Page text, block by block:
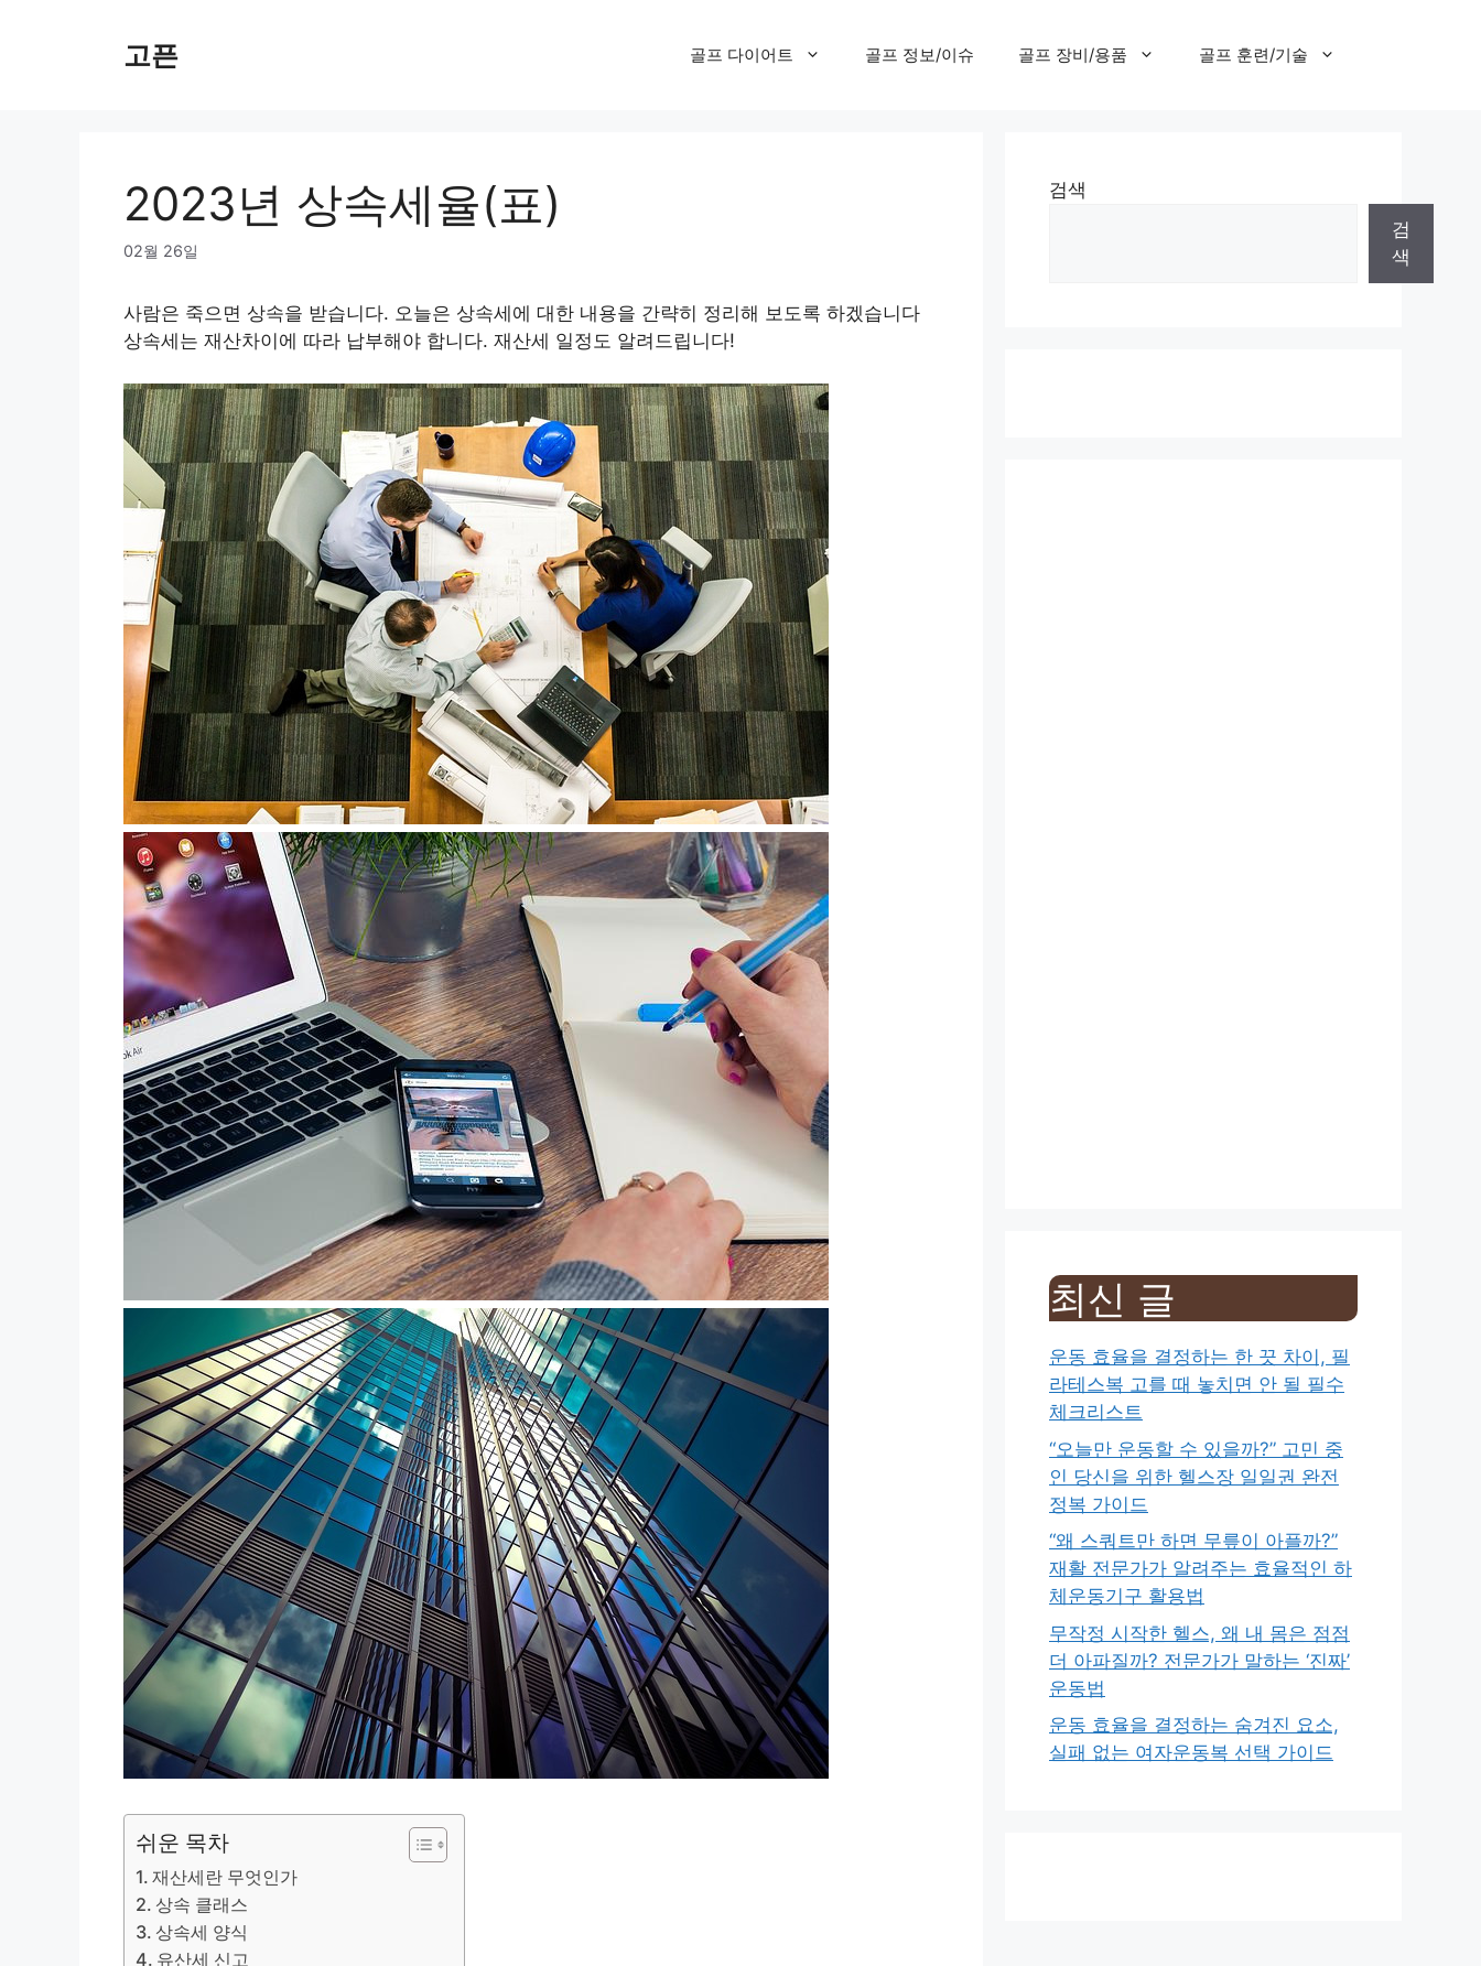
고픈 골프 다이어트 골프 정보/이슈 골프 장비/용품 골프 훈련/기술
2023년 상속세율(표)
02월 26일
사람은 죽으면 상속을 받습니다. 오늘은 상속세에 대한 내용을 간략히 정리해 보도록 하겠습니다
상속세는 재산차이에 따라 납부해야 합니다. 재산세 일정도 알려드립니다!
쉬운 목차
재산세란 무엇인가
상속 클래스
상속세 양식
유산세 신고
검색
검
색
최신 글
운동 효율을 결정하는 한 끗 차이, 필
라테스복 고를 때 놓치면 안 될 필수
체크리스트
“오늘만 운동할 수 있을까?” 고민 중
인 당신을 위한 헬스장 일일권 완전
정복 가이드
“왜 스쿼트만 하면 무릎이 아플까?”
재활 전문가가 알려주는 효율적인 하
체운동기구 활용법
무작정 시작한 헬스, 왜 내 몸은 점점
더 아파질까? 전문가가 말하는 ‘진짜’
운동법
운동 효율을 결정하는 숨겨진 요소,
실패 없는 여자운동복 선택 가이드